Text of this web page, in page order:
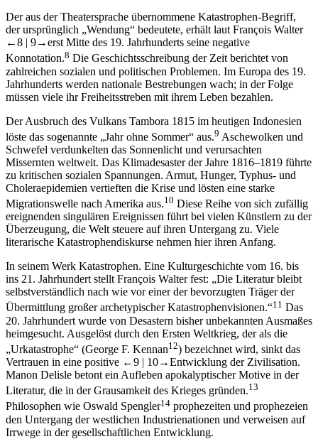
Der aus der Theatersprache übernommene Katastrophen-Begriff,
der ursprünglich „Wendung“ bedeutete, erhält laut François Walter
←8 | 9→erst Mitte des 19. Jahrhunderts seine negative
Konnotation.8 Die Geschichtsschreibung der Zeit berichtet von
zahlreichen sozialen und politischen Problemen. Im Europa des 19.
Jahrhunderts werden nationale Bestrebungen wach; in der Folge
müssen viele ihr Freiheitsstreben mit ihrem Leben bezahlen.
Der Ausbruch des Vulkans Tambora 1815 im heutigen Indonesien
löste das sogenannte „Jahr ohne Sommer“ aus.9 Aschewolken und
Schwefel verdunkelten das Sonnenlicht und verursachten
Missernten weltweit. Das Klimadesaster der Jahre 1816‒1819 führte
zu kritischen sozialen Spannungen. Armut, Hunger, Typhus- und
Choleraepidemien vertieften die Krise und lösten eine starke
Migrationswelle nach Amerika aus.10 Diese Reihe von sich zufällig
ereignenden singulären Ereignissen führt bei vielen Künstlern zu der
Überzeugung, die Welt steuere auf ihren Untergang zu. Viele
literarische Katastrophendiskurse nehmen hier ihren Anfang.
In seinem Werk Katastrophen. Eine Kulturgeschichte vom 16. bis
ins 21. Jahrhundert stellt François Walter fest: „Die Literatur bleibt
selbstverständlich nach wie vor einer der bevorzugten Träger der
Übermittlung großer archetypischer Katastrophenvisionen.“11 Das
20. Jahrhundert wurde von Desastern bisher unbekannten Ausmaßes
heimgesucht. Ausgelöst durch den Ersten Weltkrieg, der als die
„Urkatastrophe“ (George F. Kennan12) bezeichnet wird, sinkt das
Vertrauen in eine positive ←9 | 10→Entwicklung der Zivilisation.
Manon Delisle betont ein Aufleben apokalyptischer Motive in der
Literatur, die in der Grausamkeit des Krieges gründen.13
Philosophen wie Oswald Spengler14 prophezeiten und prophezeien
den Untergang der westlichen Industrienationen und verweisen auf
Irrwege in der gesellschaftlichen Entwicklung.